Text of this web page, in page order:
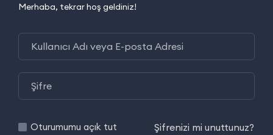
Merhaba, tekrar hoş geldiniz!
Oturumumu açık tut Şifrenizi mi unuttunuz?